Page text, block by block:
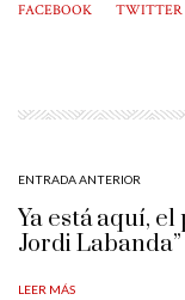
FACEBOOK TWITTER
ENTRADA ANTERIOR
Ya está aquí,
Jordi Labanda”
LEER MÁS